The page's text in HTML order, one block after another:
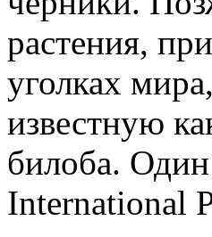
растения,
уголках
известную
билоба.
International